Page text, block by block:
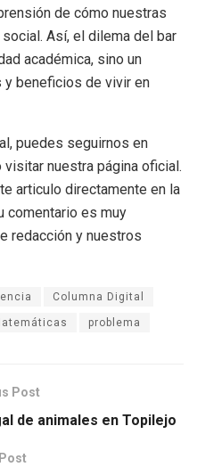
de cómo nuestras
Así, el dilema del bar
académica, sino un
y beneficios de vivir en
puedes seguirnos en
visitar nuestra página oficial.
articulo directamente en la
comentario es muy
redacción y nuestros
Columna Digital
problema
Post
de animales en Topilejo